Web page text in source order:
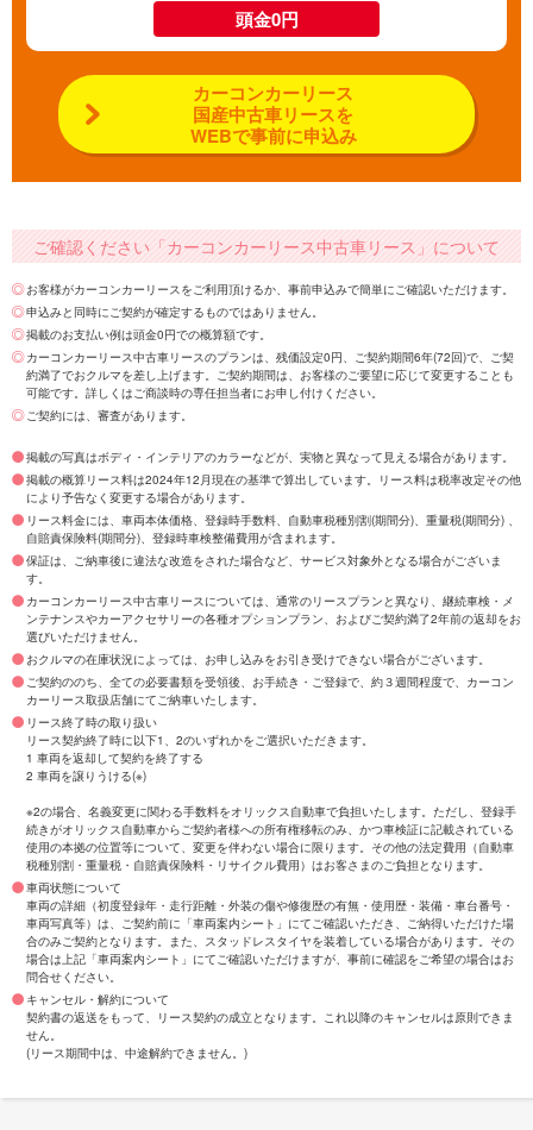
頭金0円
カーコンカーリース
国産中古車リースを
WEBで事前に申込み
ご確認ください「カーコンカーリース中古車リース」について
お客様がカーコンカーリースをご利用頂けるか、事前申込みで簡単にご確認いただけます。
申込みと同時にご契約が確定するものではありません。
掲載のお支払い例は頭金0円での概算額です。
カーコンカーリース中古車リースのプランは、残価設定0円、ご契約期間6年(72回)で、ご契
約満了でおクルマを差し上げます。ご契約期間は、お客様のご要望に応じて変更することも
可能です。詳しくはご商談時の専任担当者にお申し付けください。
ご契約には、審査があります。
掲載の写真はボディ・インテリアのカラーなどが、実物と異なって見える場合があります。
掲載の概算リース料は2024年12月現在の基準で算出しています。リース料は税率改定その他
により予告なく変更する場合があります。
リース料金には、車両本体価格、登録時手数料、自動車税種別割(期間分)、重量税(期間分) 、
自賠責保険料(期間分)、登録時車検整備費用が含まれます。
保証は、ご納車後に違法な改造をされた場合など、サービス対象外となる場合がございま
す。
カーコンカーリース中古車リースについては、通常のリースプランと異なり、継続車検・メ
ンテナンスやカーアクセサリーの各種オプションプラン、およびご契約満了2年前の返却をお
選びいただけません。
おクルマの在庫状況によっては、お申し込みをお引き受けできない場合がございます。
ご契約ののち、全ての必要書類を受領後、お手続き・ご登録で、約３週間程度で、カーコン
カーリース取扱店舗にてご納車いたします。
リース終了時の取り扱い
リース契約終了時に以下1、2のいずれかをご選択いただきます。
1 車両を返却して契約を終了する
2 車両を譲りうける(※)
※2の場合、名義変更に関わる手数料をオリックス自動車で負担いたします。ただし、登録手
続きがオリックス自動車からご契約者様への所有権移転のみ、かつ車検証に記載されている
使用の本拠の位置等について、変更を伴わない場合に限ります。その他の法定費用（自動車
税種別割・重量税・自賠責保険料・リサイクル費用）はお客さまのご負担となります。
車両状態について
車両の詳細（初度登録年・走行距離・外装の傷や修復歴の有無・使用歴・装備・車台番号・
車両写真等）は、ご契約前に「車両案内シート」にてご確認いただき、ご納得いただけた場
合のみご契約となります。また、スタッドレスタイヤを装着している場合があります。その
場合は上記「車両案内シート」にてご確認いただけますが、事前に確認をご希望の場合はお
問合せください。
キャンセル・解約について
契約書の返送をもって、リース契約の成立となります。これ以降のキャンセルは原則できま
せん。
(リース期間中は、中途解約できません。)